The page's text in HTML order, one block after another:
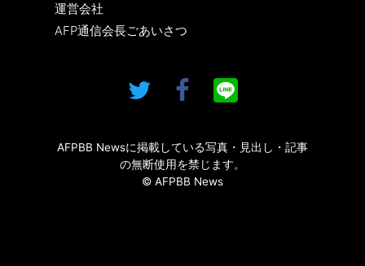
運営会社
AFP通信会長ごあいさつ
AFPBB Newsに掲載している写真・見出し・記事
の無断使用を禁じます。
© AFPBB News